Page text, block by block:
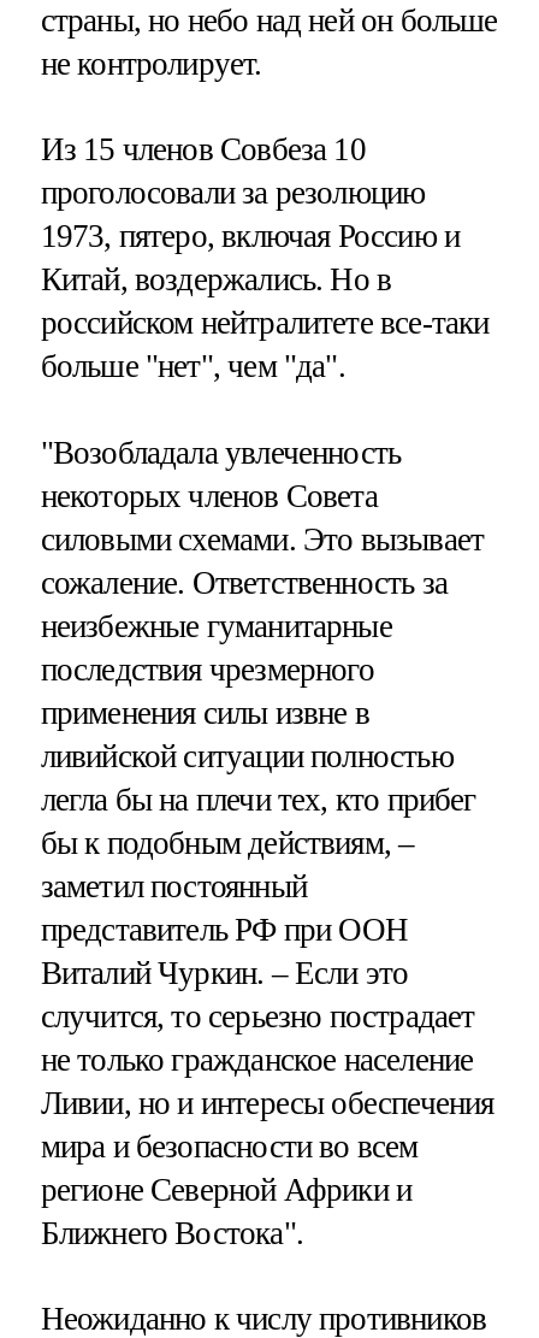
страны, но небо над ней он больше
не контролирует.
Из 15 членов Совбеза 10
проголосовали за резолюцию
1973, пятеро, включая Россию и
Китай, воздержались. Но в
российском нейтралитете все-таки
больше "нет", чем "да".
"Возобладала увлеченность
некоторых членов Совета
силовыми схемами. Это вызывает
сожаление. Ответственность за
неизбежные гуманитарные
последствия чрезмерного
применения силы извне в
ливийской ситуации полностью
легла бы на плечи тех, кто прибег
бы к подобным действиям, –
заметил постоянный
представитель РФ при ООН
Виталий Чуркин. – Если это
случится, то серьезно пострадает
не только гражданское население
Ливии, но и интересы обеспечения
мира и безопасности во всем
регионе Северной Африки и
Ближнего Востока".
Неожиданно к числу противников